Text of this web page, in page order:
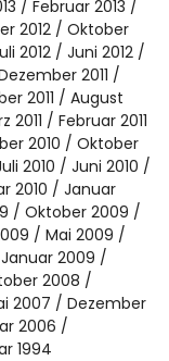
Februar 2013
2012
Oktober
2012
Juni 2012
2011
2011
August
2011
Februar 2011
2010
Oktober
2010
Juni 2010
2010
Januar
Oktober 2009
Mai 2009
Januar 2009
2008
2007
Dezember
2006
1994